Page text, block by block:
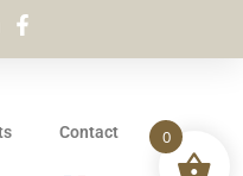
Contact 0